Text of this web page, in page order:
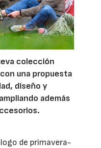
colección
una propuesta
diseño y
además
de primavera-